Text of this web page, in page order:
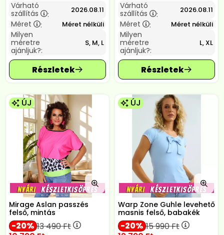
Várható
szállítás
: 2026.08.11
Méret : Méret nélküli
Milyen
méretre
ajánljuk?:
S, M, L
Várható
szállítás
: 2026.08.11
Méret : Méret nélküli
Milyen
méretre
ajánljuk?:
L, XL
ÚJ
Mirage Aslan passzés
felső, mintás
20 13 490Ft
ÚJ
Warp Zone Guhle levehető
masnis felső, babakék
20 15 990Ft